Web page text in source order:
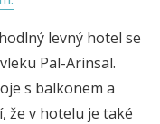
levný hotel se
Pal-Arinsal.
s balkonem a
že v hotelu je také